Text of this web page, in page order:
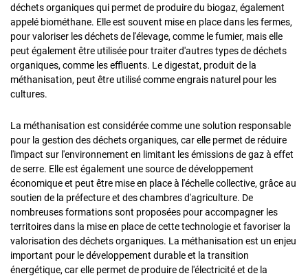
déchets organiques qui permet de produire du biogaz, également
appelé biométhane. Elle est souvent mise en place dans les fermes,
pour valoriser les déchets de l'élevage, comme le fumier, mais elle
peut également être utilisée pour traiter d'autres types de déchets
organiques, comme les effluents. Le digestat, produit de la
méthanisation, peut être utilisé comme engrais naturel pour les
cultures.
La méthanisation est considérée comme une solution responsable
pour la gestion des déchets organiques, car elle permet de réduire
l'impact sur l'environnement en limitant les émissions de gaz à effet
de serre. Elle est également une source de développement
économique et peut être mise en place à l'échelle collective, grâce au
soutien de la préfecture et des chambres d'agriculture. De
nombreuses formations sont proposées pour accompagner les
territoires dans la mise en place de cette technologie et favoriser la
valorisation des déchets organiques. La méthanisation est un enjeu
important pour le développement durable et la transition
énergétique, car elle permet de produire de l'électricité et de la